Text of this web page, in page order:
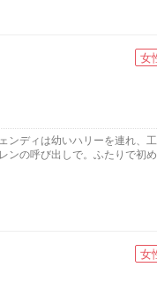
女
ンディは幼いハリーを連れ、
ンの呼び出しで。ふたりで初
女